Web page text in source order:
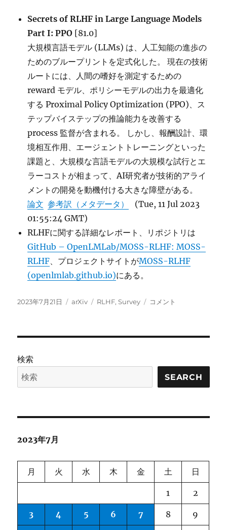
Secrets of RLHF in Large Language Models
Part I: PPO [81.0]
大規模言語モデル (LLMs) は、人工知能の進歩の
ためのブループリントを定式化した。 現在の技術
ルートには、人間の嗜好を測定するための
reward モデル、ポリシーモデルの出力を最適化
する Proximal Policy Optimization (PPO)、ス
テップバイステップの推論能力を改善する
process 監督が含まれる。 しかし、報酬設計、環
境相互作用、エージェントトレーニングといった
課題と、大規模な言語モデルの大規模な試行とエ
ラーコストが相まって、AI研究者が技術的アライ
メントの開発を動機付ける大きな障壁がある。
論文 参考訳（メタデータ）
(Tue, 11 Jul 2023
01:55:24 GMT)
RLHFに関する詳細なレポート、リポジトリは
GitHub – OpenLMLab/MOSS-RLHF: MOSS-
RLHF、プロジェクトサイトがMOSS-RLHF
(openlmlab.github.io)にある。
投
2023年7月21日
カ
arXiv
タ
RLHF,Survey
Secrets
Models
I:
コメント
検索
SEARCH
2023年7月
月 火 水 木 金 土 日
1 2
3 4 5 6 7 8 9